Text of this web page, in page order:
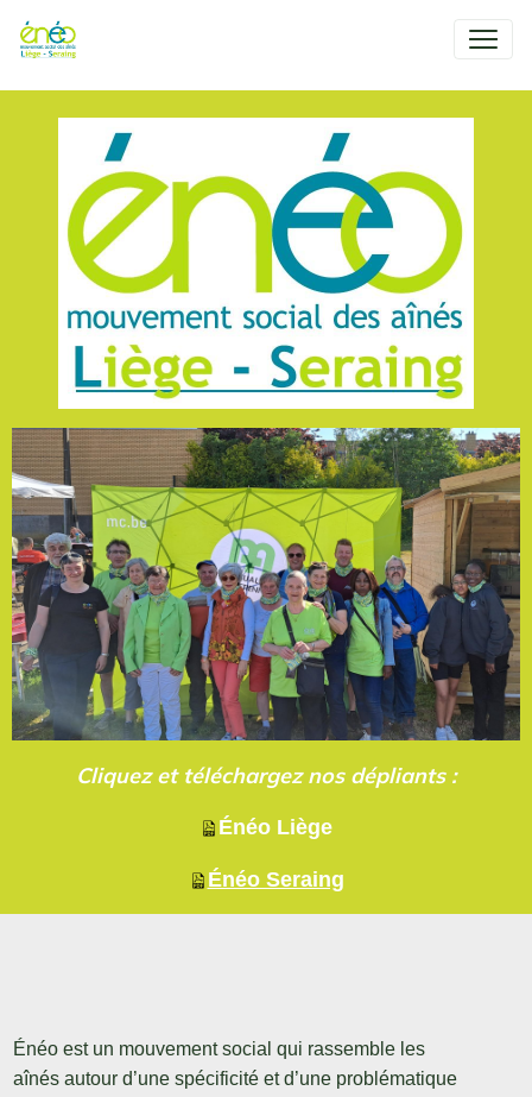
Cliquez et téléchargez nos dépliants :
Énéo Liège
Énéo Seraing
Énéo est un mouvement social qui rassemble les
aînés autour d’une spécificité et d’une problématique